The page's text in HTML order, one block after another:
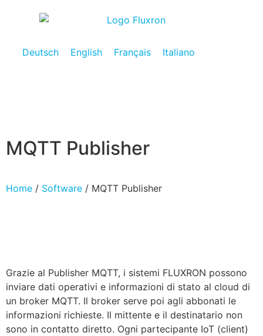
Deutsch English Français Italiano
MQTT Publisher
Home / Software / MQTT Publisher
Grazie al Publisher MQTT, i sistemi FLUXRON possono
inviare dati operativi e informazioni di stato al cloud di
un broker MQTT. Il broker serve poi agli abbonati le
informazioni richieste. Il mittente e il destinatario non
sono in contatto diretto. Ogni partecipante IoT (client)